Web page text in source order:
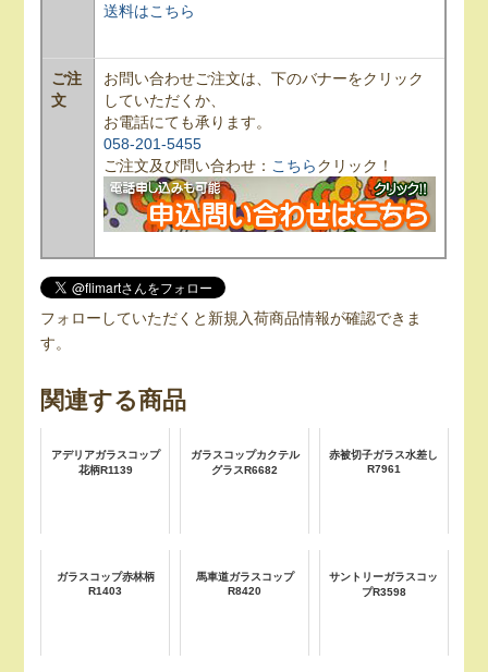
送料はこちら
ご注
文
お問い合わせご注文は、下のバナーをクリック
していただくか、
お電話にても承ります。
058-201-5455
ご注文及び問い合わせ： こちらクリック！
フォローしていただくと新規入荷商品情報が確認できま
す。
関連する商品
アデリアガラスコップ
花柄R1139
ガラスコップカクテル
グラスR6682
赤被切子ガラス水差し
R7961
ガラスコップ赤林柄
R1403
馬車道ガラスコップ
R8420
サントリーガラスコッ
プR3598